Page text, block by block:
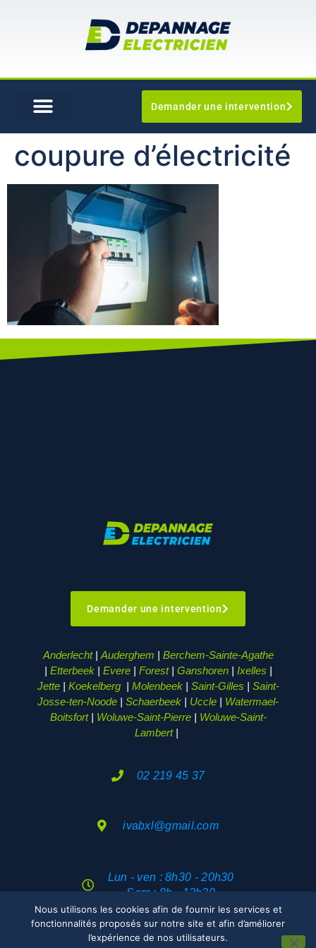
Demander une intervention
coupure d’électricité
Demander une intervention
Anderlecht| Auderghem | Berchem-Sainte-Agathe
| Etterbeek| Evere| Forest| Ganshoren| Ixelles |
Jette| Koekelberg| Molenbeek | Saint-Gilles | Saint-
Josse-ten-Noode | Schaerbeek | Uccle | Watermael-
Boitsfort| Woluwe-Saint-Pierre| Woluwe-Saint-
Lambert|
02 219 45 37
ivabxl@gmail.com
Lun - ven : 8h30 - 20h30
Sam : 8h - 12h30
2026© DÉPANNAGE ÉLECTRICIEN BRUXELLES | TOUS
DROITS RÉSERVÉS |POLITIQUE DE CONFIDENTIALITÉ
Nous utilisons les cookies afin de fournir les services et
fonctionnalités proposés sur notre site et afin d’améliorer
l’expérience de nos utilisateurs.